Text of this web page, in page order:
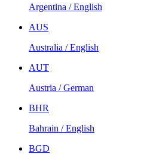
Argentina / English
AUS
Australia / English
AUT
Austria / German
BHR
Bahrain / English
BGD